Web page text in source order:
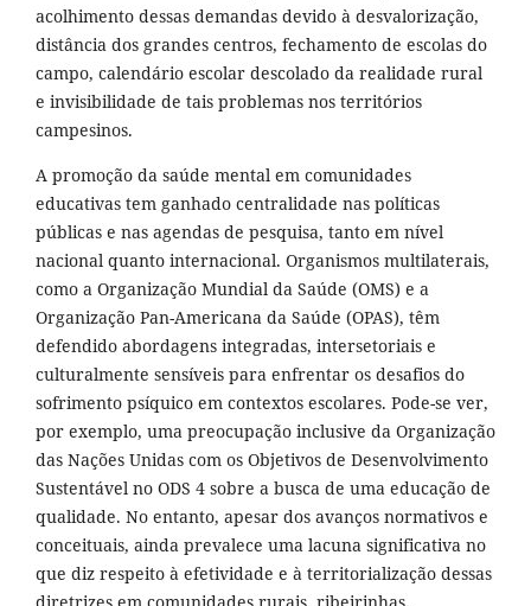
acolhimento dessas demandas devido à desvalorização,
distância dos grandes centros, fechamento de escolas do
campo, calendário escolar descolado da realidade rural
e invisibilidade de tais problemas nos territórios
campesinos.
A promoção da saúde mental em comunidades
educativas tem ganhado centralidade nas políticas
públicas e nas agendas de pesquisa, tanto em nível
nacional quanto internacional. Organismos multilaterais,
como a Organização Mundial da Saúde (OMS) e a
Organização Pan-Americana da Saúde (OPAS), têm
defendido abordagens integradas, intersetoriais e
culturalmente sensíveis para enfrentar os desafios do
sofrimento psíquico em contextos escolares. Pode-se ver,
por exemplo, uma preocupação inclusive da Organização
das Nações Unidas com os Objetivos de Desenvolvimento
Sustentável no ODS 4 sobre a busca de uma educação de
qualidade. No entanto, apesar dos avanços normativos e
conceituais, ainda prevalece uma lacuna significativa no
que diz respeito à efetividade e à territorialização dessas